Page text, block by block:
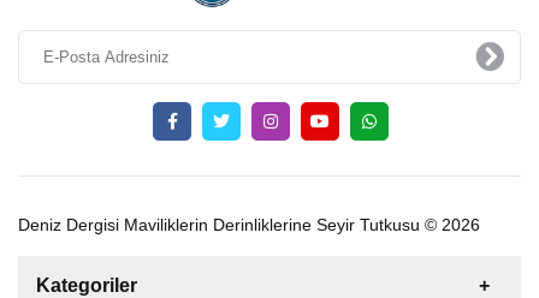
Deniz Dergisi Maviliklerin Derinliklerine Seyir Tutkusu © 2026
Kategoriler